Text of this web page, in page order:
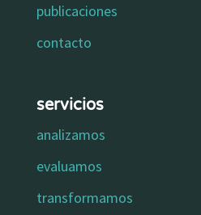
publicaciones
contacto
servicios
analizamos
evaluamos
transformamos